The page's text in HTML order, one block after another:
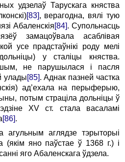
удзелаў Тарускага княства
[83], верагодна, вялі тую
Абаленскія[84]. Супольнасць
замацоўвала асаблівая
усе прадстаўнікі роду мелі
у сталіцы княства.
не парушылася i пасля
улады[85]. Аднак пазней частка
ад’ехала на перыферыю,
потым страціла дольніцы ў
XV ст. стала васаламі
[86].
агульным аглядзе тэрыторыі
(якім яно паўстае ў 1368 г.) i
яго Абаленскага ўдзела.